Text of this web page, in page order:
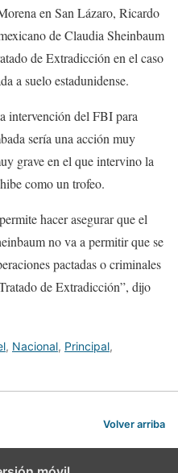
en San Lázaro, Ricardo
de Claudia Sheinbaum
de Extradicción en el caso
a suelo estadunidense.
intervención del FBI para
sería una acción muy
grave en el que intervino la
como un trofeo.
hacer asegurar que el
no va a permitir que se
pactadas o criminales
de Extradicción”, dijo
, Nacional, Principal,
Volver arriba